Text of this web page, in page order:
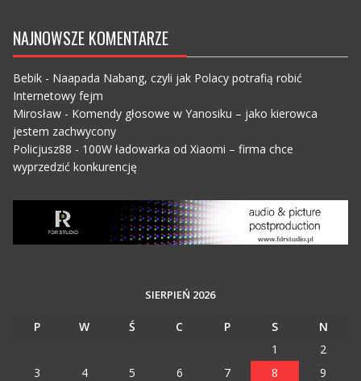
NAJNOWSZE KOMENTARZE
Bebik- Naapada Nabang, czyli jak Polacy potrafią robić
Internetowy fejm
Mirosław- Komendy głosowe w Yanosiku – jako kierowca
jestem zachwycony
Policjusz88 - 100W ładowarka od Xiaomi – firma chce
wyprzedzić konkurencję
SIERPIEŃ 2026
P W Ś C P S
N
1
2
3
4 5 6 7 8
9